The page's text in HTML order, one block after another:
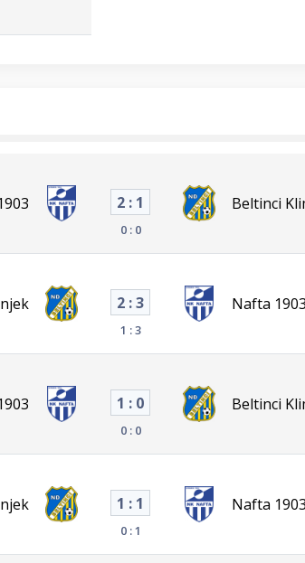
2 : 1
0 : 0
Beltinci
2 : 3
1 : 3
Nafta
1 : 0
0 : 0
Beltinci
1 : 1
0 : 1
Nafta